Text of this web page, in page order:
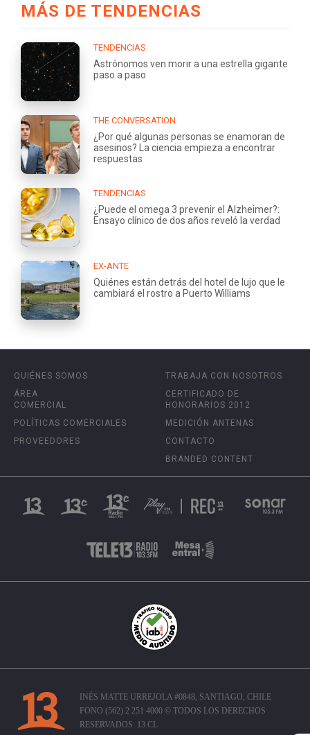
MÁS DE TENDENCIAS
TENDENCIAS
Astrónomos ven morir a una estrella gigante
paso a paso
THE CONVERSATION
¿Por qué algunas personas se enamoran de
asesinos? La ciencia empieza a encontrar
respuestas
TENDENCIAS
¿Puede el omega 3 prevenir el Alzheimer?:
Ensayo clínico de dos años reveló la verdad
EX-ANTE
Quiénes están detrás del hotel de lujo que le
cambiará el rostro a Puerto Williams
QUIÉNES SOMOS
ÁREA
COMERCIAL
POLÍTICAS COMERCIALES
PROVEEDORES
TRABAJA CON NOSOTROS
CERTIFICADO DE
HONORARIOS 2012
MEDICIÓN ANTENAS
CONTACTO
BRANDED CONTENT
INÉS MATTE URREJOLA #0848, SANTIAGO, CHILE
FONO (562) 2 251 4000 © TODOS LOS DERECHOS
RESERVADOS. 13.CL